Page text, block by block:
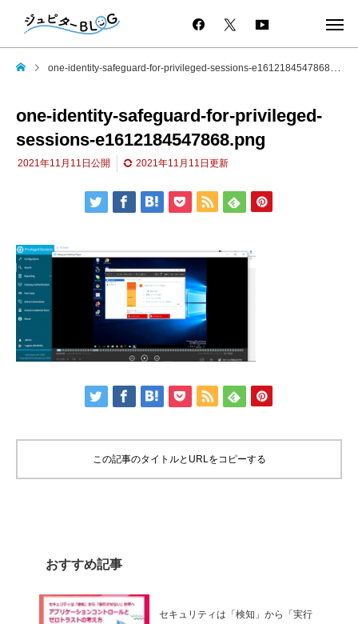
one-identity-safeguard-for-privileged-sessions-e1612184547868.png
one-identity-safeguard-for-privileged-
sessions-e1612184547868.png
2021年11月11日 公開 2021年11月11日 更新
この記事のタイトルとURLをコピーする
おすすめ記事
セキュリティは「検知」から「実行